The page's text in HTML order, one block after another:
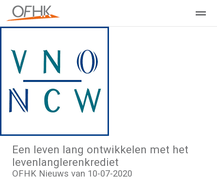
Een leven lang ontwikkelen met het
levenlanglerenkrediet
OFHK Nieuws van 10-07-2020